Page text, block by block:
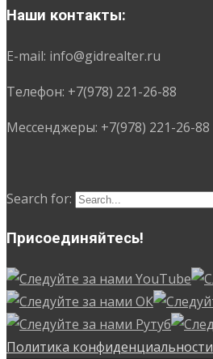
Наши контакты:
E-mail: info@gidrealter.ru
Телефон: +7(978) 221-26-88
Мессенджеры: +7(978) 221-26-88
Search for:
Присоединяйтесь!
Политика конфиденциальности